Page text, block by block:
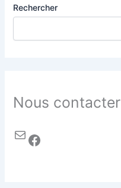
Rechercher
Nous contacter